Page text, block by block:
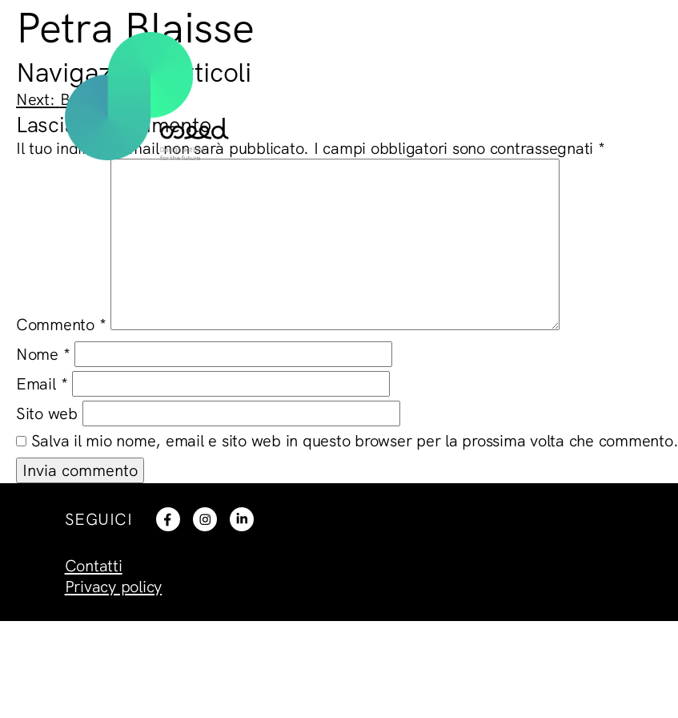
Petra Blaisse
Navigazione articoli
Next: Barbara Binelli
Lascia un commento
Il tuo indirizzo email non sarà pubblicato. I campi obbligatori sono contrassegnati *
Commento *
Nome *
Email *
Sito web
Salva il mio nome, email e sito web in questo browser per la prossima volta che commento.
SEGUICI
Contatti
Privacy policy